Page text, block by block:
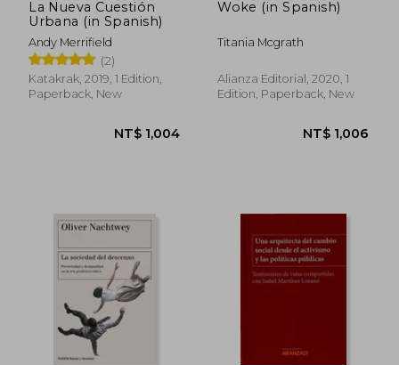
NT$ 1,029
La Nueva Cuestión
Urbana (in Spanish)
Andy Merrifield
(2)
Katakrak, 2019, 1 Edition,
Paperback, New
Woke (in Spanish)
Titania Mcgrath
Alianza Editorial, 2020, 1
Edition, Paperback, New